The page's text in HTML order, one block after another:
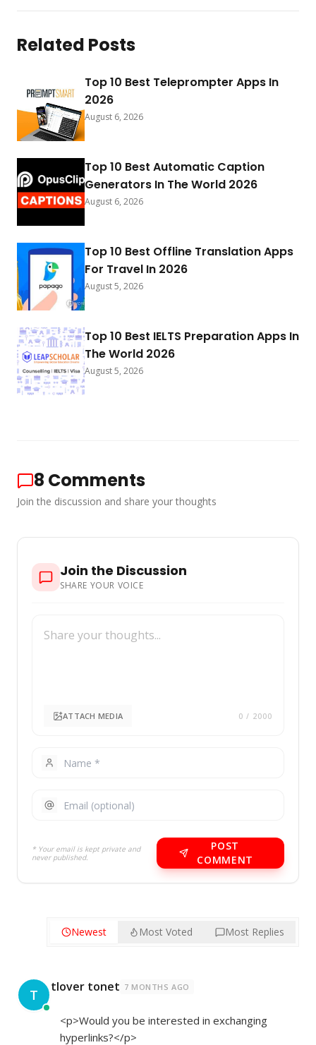
Related Posts
Top 10 Best Teleprompter Apps In
2026
August 6, 2026
Top 10 Best Automatic Caption
Generators In The World 2026
August 6, 2026
Top 10 Best Offline Translation Apps
For Travel In 2026
August 5, 2026
Top 10 Best IELTS Preparation Apps In
The World 2026
August 5, 2026
8 Comments
Join the discussion and share your thoughts
Join the Discussion
SHARE YOUR VOICE
ATTACH MEDIA 0 / 2000
* Your email is kept private and
never published.
POST
COMMENT
Newest Most Voted Most Replies
T tlover tonet 7 MONTHS AGO
<p>Would you be interested in exchanging
hyperlinks?</p>